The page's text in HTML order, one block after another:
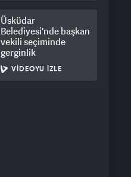
Üsküdar
Belediyesi'nde başkan
vekili seçiminde
gerginlik
VIDEOYU İZLE